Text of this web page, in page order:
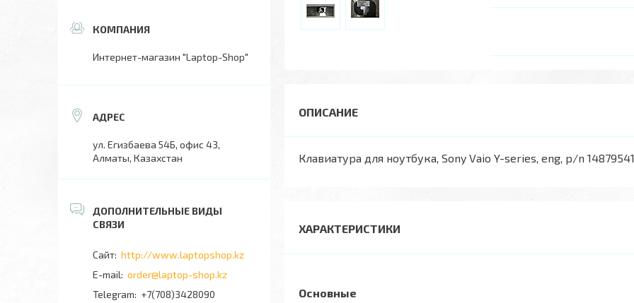
Клавиатура для ноутбука, Sony Vaio Y-series, eng, p/n
ХАРАКТЕРИСТИКИ
Основные
Интернет-магазин "Laptop-Shop"
ул. Егизбаева 54Б, офис 43,
Алматы, Казахстан
http://www.laptopshop.kz
order@laptop-shop.kz
+7(708)3428090